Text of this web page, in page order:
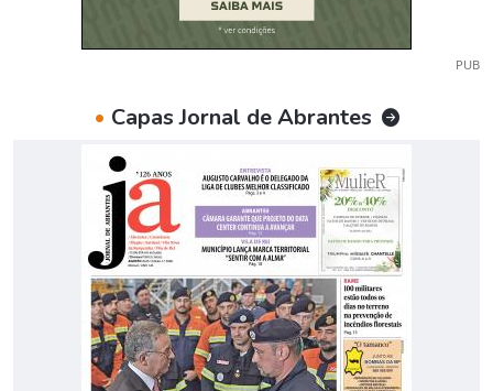
PUB
• Capas Jornal de Abrantes